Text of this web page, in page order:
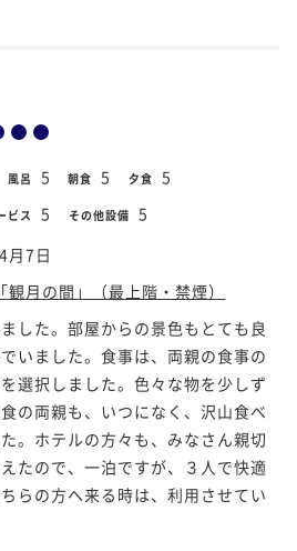
風呂 5 朝食 5 夕食 5
ビス 5 その他設備 5
月7日
観月の間」（最上階・禁煙）
した。部屋からの景色もとても良
いました。食事は、両親の食事の
選択しました。色々な物を少しず
の両親も、いつになく、沢山食べ
。ホテルの方々も、みなさん親切
たので、一泊ですが、３人で快適
らの方へ来る時は、利用させてい